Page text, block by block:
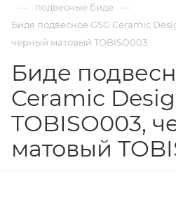
— подвесные биде —
Биде подвесное GSG Ceramic
черный матовый TOBISO003
Биде
Ceramic
TOBISO003,
матовый